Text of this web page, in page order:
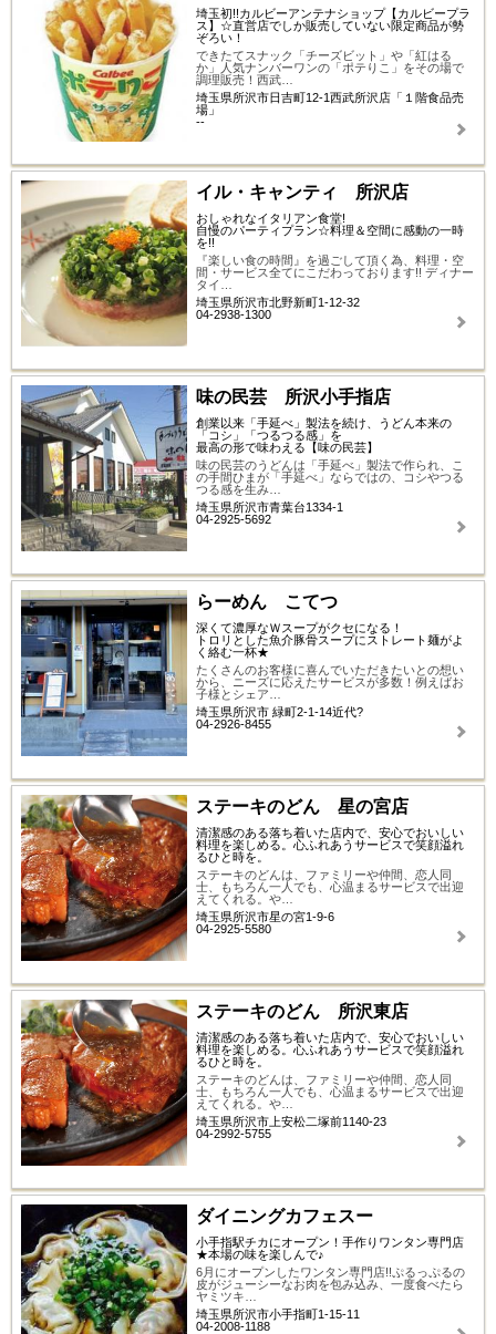
埼玉初!!カルビーアンテナショップ【カルビープラ
ス】☆直営店でしか販売していない限定商品が勢
ぞろい！
できたてスナック「チーズビット」や「紅はる
か」人気ナンバーワンの「ポテりこ」をその場で
調理販売！西武…
埼玉県所沢市日吉町12-1西武所沢店「１階食品売
場」
--
イル・キャンティ 所沢店
おしゃれなイタリアン食堂!
自慢のパーティプラン☆料理＆空間に感動の一時
を!!
『楽しい食の時間』を過ごして頂く為、料理・空
間・サービス全てにこだわっております!! ディナー
タイ…
埼玉県所沢市北野新町1-12-32
04-2938-1300
味の民芸 所沢小手指店
創業以来「手延べ」製法を続け、うどん本来の
「コシ」「つるつる感」を
最高の形で味わえる【味の民芸】
味の民芸のうどんは「手延べ」製法で作られ、こ
の手間ひまが「手延べ」ならではの、コシやつる
つる感を生み…
埼玉県所沢市青葉台1334-1
04-2925-5692
らーめん こてつ
深くて濃厚なＷスープがクセになる！
トロリとした魚介豚骨スープにストレート麺がよ
く絡む一杯★
たくさんのお客様に喜んでいただきたいとの想い
から、ニーズに応えたサービスが多数！例えばお
子様とシェア…
埼玉県所沢市 緑町2-1-14近代?
04-2926-8455
ステーキのどん 星の宮店
清潔感のある落ち着いた店内で、安心でおいしい
料理を楽しめる。心ふれあうサービスで笑顔溢れ
るひと時を。
ステーキのどんは、ファミリーや仲間、恋人同
士、もちろん一人でも、心温まるサービスで出迎
えてくれる。や…
埼玉県所沢市星の宮1-9-6
04-2925-5580
ステーキのどん 所沢東店
清潔感のある落ち着いた店内で、安心でおいしい
料理を楽しめる。心ふれあうサービスで笑顔溢れ
るひと時を。
ステーキのどんは、ファミリーや仲間、恋人同
士、もちろん一人でも、心温まるサービスで出迎
えてくれる。や…
埼玉県所沢市上安松二塚前1140-23
04-2992-5755
ダイニングカフェスー
小手指駅チカにオープン！手作りワンタン専門店
★本場の味を楽しんで♪
6月にオープンしたワンタン専門店!!ぷるっぷるの
皮がジューシーなお肉を包み込み、一度食べたら
ヤミツキ…
埼玉県所沢市小手指町1-15-11
04-2008-1188